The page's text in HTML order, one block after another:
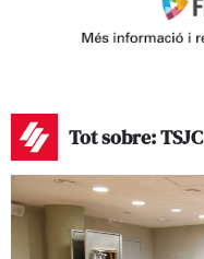
Tot sobre: TSJC